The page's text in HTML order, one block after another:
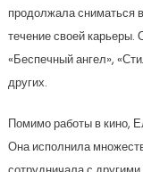
продолжала сниматься
течение своей
«Беспечный ангел»,
других.
Помимо работы в кино,
Она исполнила